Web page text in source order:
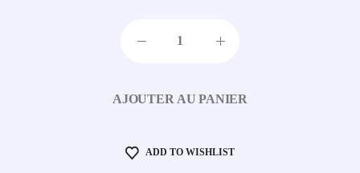
AJOUTER AU PANIER
ADD TO WISHLIST